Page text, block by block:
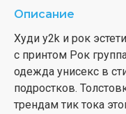
Описание
Худи y2k и рок
с принтом Рок
одежда унисекс в
подростков.
трендам тик тока